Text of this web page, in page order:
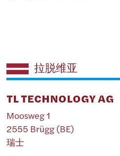
拉脱维亚
TL TECHNOLOGY AG
Moosweg 1
2555 Brügg (BE)
瑞士